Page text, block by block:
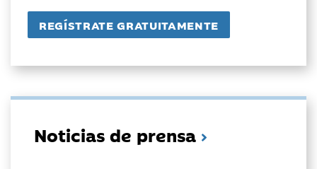
Noticias de prensa